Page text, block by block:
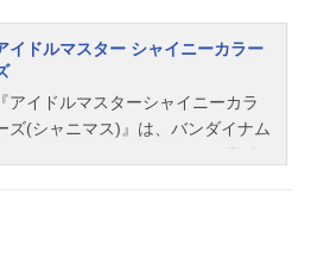
憐：近藤唯島原エレナ：角元明日
ジュリア：愛美白石紬：南早紀周
防桃子：渡部恵子高山紗代子：駒形
友梨田中琴葉：種田梨沙天空橋朋
花：小岩井ことり徳川まつり：諏訪
花所恵美：藤井ゆきよ豊川風花：
イドルマスター シャイニーカラー
『アイドルマスターシャイニーカラ
ズ(シャニマス)』は、バンダイナム